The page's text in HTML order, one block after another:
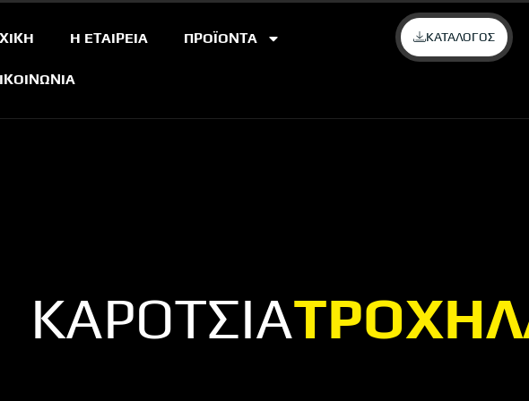
Η ΕΤΑΙΡΕΙΑ ΠΡΟΪΟΝΤΑ ΚΑΤΑΛΟΓΟΣ
ΚΑΡΟΤΣΙΑ